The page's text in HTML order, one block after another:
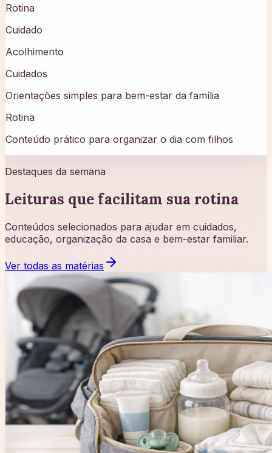
Rotina
Cuidado
Acolhimento
Cuidados
Orientações simples para bem-estar da família
Rotina
Conteúdo prático para organizar o dia com filhos
Destaques da semana
Leituras que facilitam sua rotina
Conteúdos selecionados para ajudar em cuidados,
educação, organização da casa e bem-estar familiar.
Ver todas as matérias